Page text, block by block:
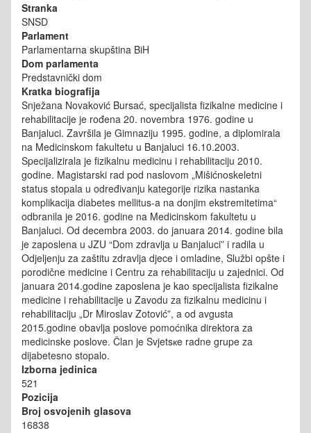
Stranka
SNSD
Parlament
Parlamentarna skupština BiH
Dom parlamenta
Predstavnički dom
Kratka biografija
Snježana Novaković Bursać, specijalista fizikalne medicine i
rehabilitacije je rođena 20. novembra 1976. godine u
Banjaluci. Završila je Gimnaziju 1995. godine, a diplomirala
na Medicinskom fakultetu u Banjaluci 16.10.2003.
Specijalizirala je fizikalnu medicinu i rehabilitaciju 2010.
godine. Magistarski rad pod naslovom „Mišićnoskeletni
status stopala u određivanju kategorije rizika nastanka
komplikacija diabetes mellitus-a na donjim ekstremitetima“
odbranila je 2016. godine na Medicinskom fakultetu u
Banjaluci. Od decembra 2003. do januara 2014. godine bila
je zaposlena u JZU “Dom zdravlja u Banjaluci” i radila u
Odjeljenju za zaštitu zdravlja djece i omladine, Službi opšte i
porodične medicine i Centru za rehabilitaciju u zajednici. Od
januara 2014.godine zaposlena je kao specijalista fizikalne
medicine i rehabilitacije u Zavodu za fizikalnu medicinu i
rehabilitaciju „Dr Miroslav Zotović”, a od avgusta
2015.godine obavlja poslove pomoćnika direktora za
medicinske poslove. Član je Svjetsкe radne grupe za
dijabetesno stopalo.
Izborna jedinica
521
Pozicija
Broj osvojenih glasova
16838